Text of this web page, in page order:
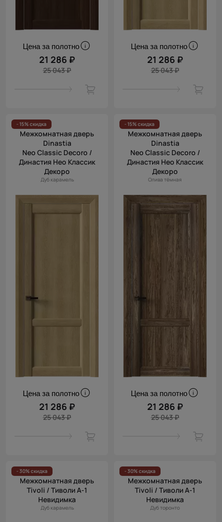
Цена за полотно
21 286 ₽
25 043 ₽
Цена за полотно
21 286 ₽
25 043 ₽
- 15% скидка
Межкомнатная дверь
Dinastia
Neo Classic Decoro /
Династия Нео Классик
Декоро
Дуб карамель
Цена за полотно
21 286 ₽
25 043 ₽
- 15% скидка
Межкомнатная дверь
Dinastia
Neo Classic Decoro /
Династия Нео Классик
Декоро
Олива тёмная
Цена за полотно
21 286 ₽
25 043 ₽
- 30% скидка
Межкомнатная дверь
Tivoli / Тиволи А-1
Невидимка
Дуб карамель
- 30% скидка
Межкомнатная дверь
Tivoli / Тиволи А-1
Невидимка
Дуб торонто